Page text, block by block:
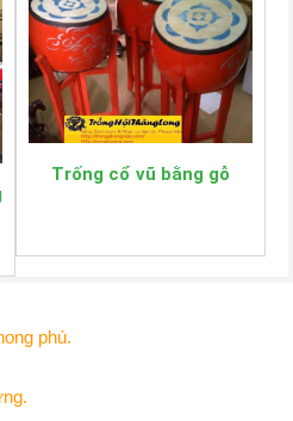
Trống cổ vũ bằng gỗ
phú.